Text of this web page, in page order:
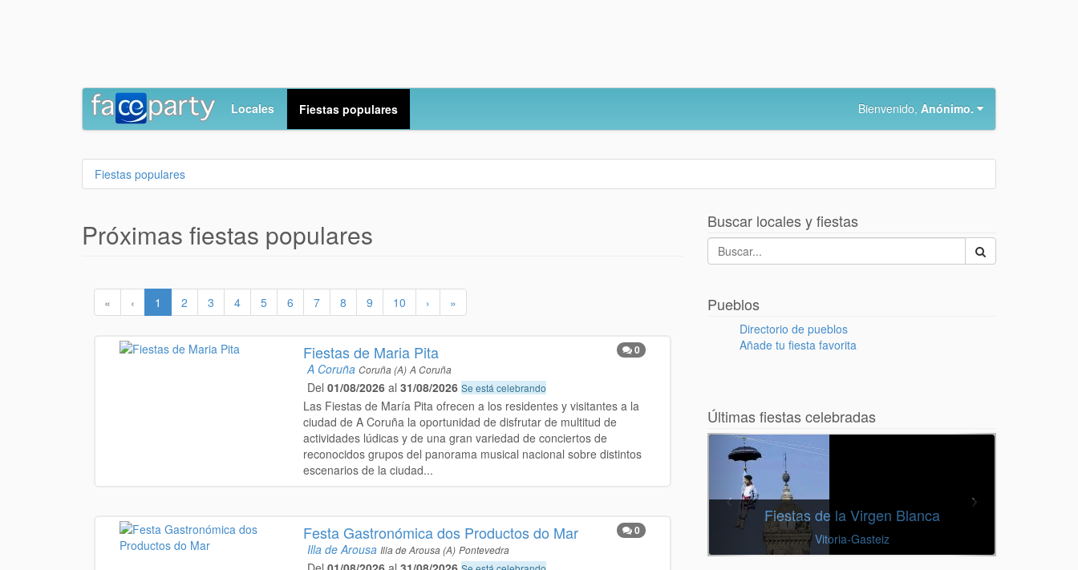
Locales Fiestas populares Bienvenido, Anónimo.
Fiestas populares
Próximas fiestas populares
« ‹ 1 2 3 4 5 6 7 8 9 10 › »
0
Fiestas de Maria Pita
A Coruña Coruña (A) A Coruña
Del 01/08/2026al 31/08/2026 Se está celebrando
Las Fiestas de María Pita ofrecen a los residentes y visitantes a la
ciudad de A Coruña la oportunidad de disfrutar de multitud de
actividades lúdicas y de una gran variedad de conciertos de
reconocidos grupos del panorama musical nacional sobre distintos
escenarios de la ciudad...
0
Festa Gastronómica dos Productos do Mar
Illa de Arousa Illa de Arousa (A) Pontevedra
Buscar locales y fiestas
Pueblos
Directorio de pueblos
Añade tu fiesta favorita
Últimas fiestas celebradas
Fiestas de la Virgen Blanca
Vitoria-Gasteiz